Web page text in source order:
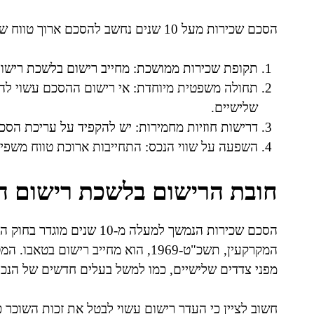
הסכם שכירות מעל 10 שנים נחשב להסכם ארוך טווח שמעוגן בדיני המקרקעין. להלן מאפייני ההסכם:
תקופת שכירות ממושכת: מחייב רישום בלשכת
תחולה משפטית מיוחדת: אי רישום ההסכם עשוי
שלישיים.
דרישות חוזיות מחמירות: יש להקפיד על עריכת
השפעה על שווי הנכס: התחייבות ארוכת טווח
חובת הרישום בלשכת רישום
המקרקעין, תשכ"ט-1969, הוא מחייב
מפני צדדים שלישיים, כמו למשל בעלים חדשים של
חשוב לציין כי העדר רישום עשוי לבטל את זכות